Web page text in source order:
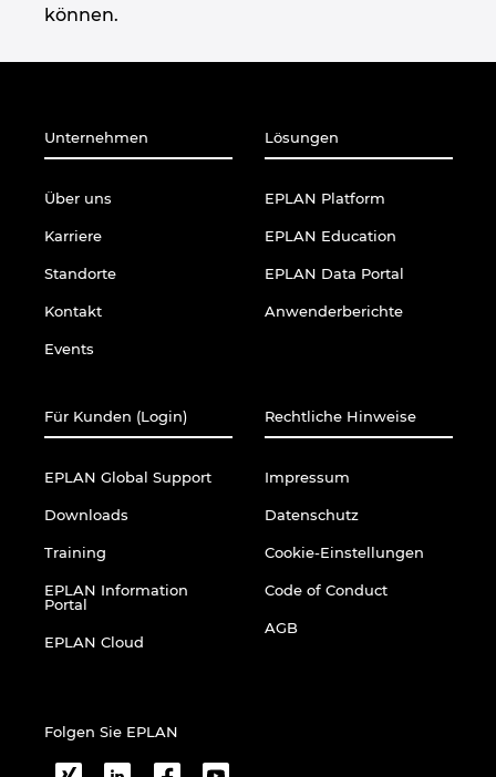
können.
Unternehmen
Über uns
Karriere
Standorte
Kontakt
Events
Lösungen
EPLAN Platform
EPLAN Education
EPLAN Data Portal
Anwenderberichte
Für Kunden (Login)
EPLAN Global Support
Downloads
Training
EPLAN Information
Portal
EPLAN Cloud
Rechtliche Hinweise
Impressum
Datenschutz
Cookie-Einstellungen
Code of Conduct
AGB
Folgen Sie EPLAN